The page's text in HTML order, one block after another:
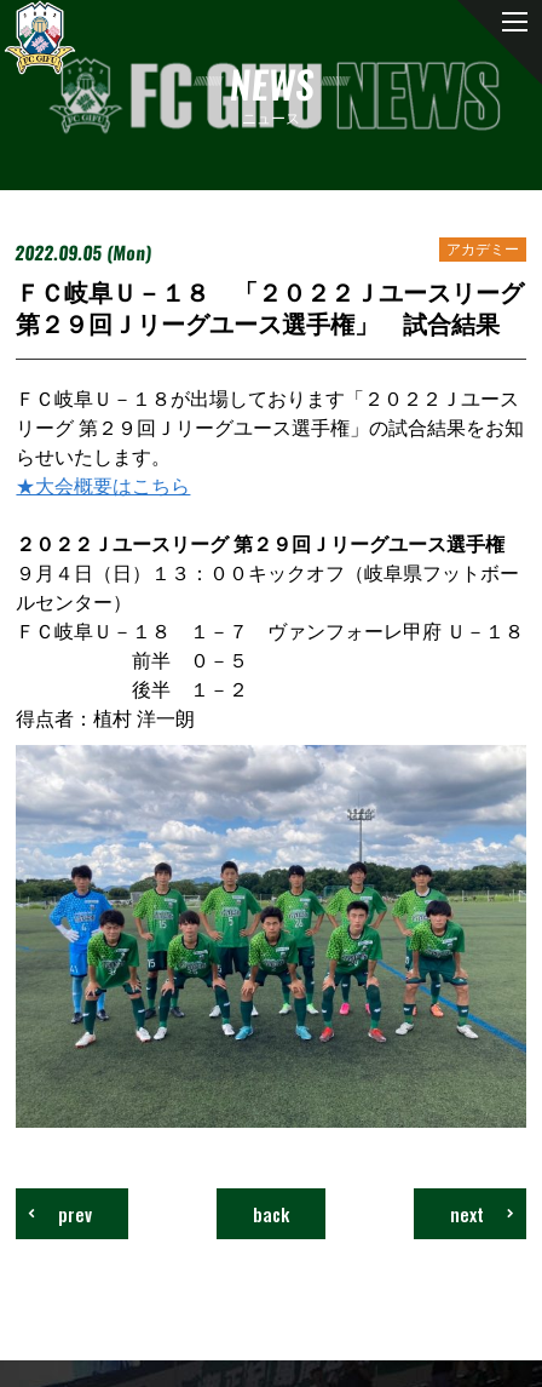
NEWS
ニュース
2022.09.05 (Mon) アカデミー
ＦＣ岐阜Ｕ－１８ 「２０２２Ｊユースリーグ
第２９回Ｊリーグユース選手権」 試合結果
ＦＣ岐阜Ｕ－１８が出場しております「２０２２Ｊユース
リーグ 第２９回Ｊリーグユース選手権」の試合結果をお知
らせいたします。
★大会概要はこちら
２０２２Ｊユースリーグ 第２９回Ｊリーグユース選手権
９月４日（日）１３：００キックオフ
（岐阜県フットボー
ルセンター）
ＦＣ岐阜Ｕ－１８ １－７ ヴァンフォーレ甲府 Ｕ－１８
前半 ０－５
後半 １－２
得点者：植村 洋一朗
next
back
prev